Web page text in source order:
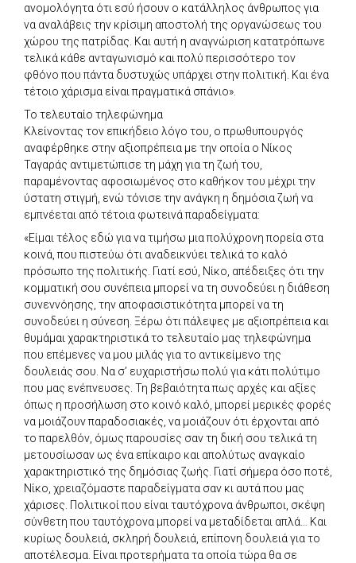
ανομολόγητα ότι εσύ ήσουν ο κατάλληλος άνθρωπος για
να αναλάβεις την κρίσιμη αποστολή της οργανώσεως του
χώρου της πατρίδας. Και αυτή η αναγνώριση κατατρόπωνε
τελικά κάθε ανταγωνισμό και πολύ περισσότερο τον
φθόνο που πάντα δυστυχώς υπάρχει στην πολιτική. Και ένα
τέτοιο χάρισμα είναι πραγματικά σπάνιο».
Το τελευταίο τηλεφώνημα
Κλείνοντας τον επικήδειο λόγο του, ο πρωθυπουργός
αναφέρθηκε στην αξιοπρέπεια με την οποία ο Νίκος
Ταγαράς αντιμετώπισε τη μάχη για τη ζωή του,
παραμένοντας αφοσιωμένος στο καθήκον του μέχρι την
ύστατη στιγμή, ενώ τόνισε την ανάγκη η δημόσια ζωή να
εμπνέεται από τέτοια φωτεινά παραδείγματα:
«Είμαι τέλος εδώ για να τιμήσω μια πολύχρονη πορεία στα
κοινά, που πιστεύω ότι αναδεικνύει τελικά το καλό
πρόσωπο της πολιτικής. Γιατί εσύ, Νίκο, απέδειξες ότι την
κομματική σου συνέπεια μπορεί να τη συνοδεύει η διάθεση
συνεννόησης, την αποφασιστικότητα μπορεί να τη
συνοδεύει η σύνεση. Ξέρω ότι πάλεψες με αξιοπρέπεια και
θυμάμαι χαρακτηριστικά το τελευταίο μας τηλεφώνημα
που επέμενες να μου μιλάς για το αντικείμενο της
δουλειάς σου. Να σ’ ευχαριστήσω πολύ για κάτι πολύτιμο
που μας ενέπνευσες. Τη βεβαιότητα πως αρχές και αξίες
όπως η προσήλωση στο κοινό καλό, μπορεί μερικές φορές
να μοιάζουν παραδοσιακές, να μοιάζουν ότι έρχονται από
το παρελθόν, όμως παρουσίες σαν τη δική σου τελικά τη
μετουσίωσαν ως ένα επίκαιρο και απολύτως αναγκαίο
χαρακτηριστικό της δημόσιας ζωής. Γιατί σήμερα όσο ποτέ,
Νίκο, χρειαζόμαστε παραδείγματα σαν κι αυτά που μας
χάρισες. Πολιτικοί που είναι ταυτόχρονα άνθρωποι, σκέψη
σύνθετη που ταυτόχρονα μπορεί να μεταδίδεται απλά… Και
κυρίως δουλειά, σκληρή δουλειά, επίπονη δουλειά για το
αποτέλεσμα. Είναι προτερήματα τα οποία τώρα θα σε